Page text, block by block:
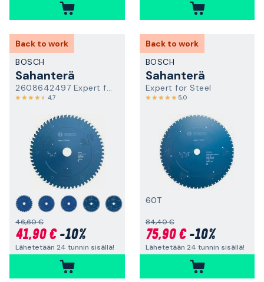
Back to work
BOSCH
Sahanterä
2608642497 Expert for Wood
4,7
46,60 €
41,90 €-10%
Lähetetään 24 tunnin sisällä!
Back to work
BOSCH
Sahanterä
Expert for Steel
5,0
60T
84,40 €
75,90 €-10%
Lähetetään 24 tunnin sisällä!